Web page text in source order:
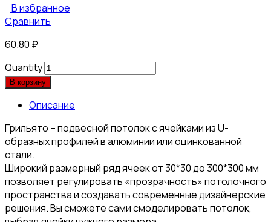
В избранное
Сравнить
60.80 ₽
Quantity
В корзину
Описание
Грильято – подвесной потолок с ячейками из U-
образных профилей в алюминии или оцинкованной
стали.
Широкий размерный ряд ячеек от 30*30 до 300*300 мм
позволяет регулировать «прозрачность» потолочного
пространства и создавать современные дизайнерские
решения. Вы сможете сами смоделировать потолок,